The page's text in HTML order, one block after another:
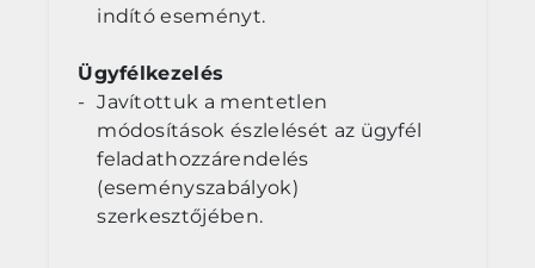
indító eseményt.
Ügyfélkezelés
Javítottuk a mentetlen
módosítások észlelését az ügyfél
feladathozzárendelés
(eseményszabályok)
szerkesztőjében.